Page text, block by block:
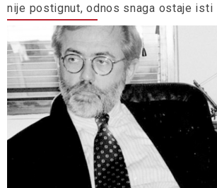
nije postignut, odnos snaga ostaje isti